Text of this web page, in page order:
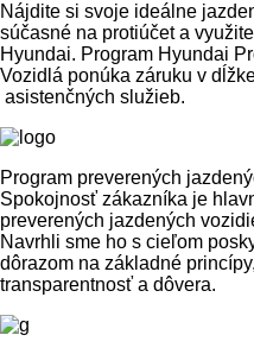
Nájdite si svoje ideálne
súčasné na protiúčet a
Hyundai. Program Hyundai
Vozidlá ponúka záruku v
asistenčných služieb.
Program preverených
Spokojnosť zákazníka je
preverených jazdených
Navrhli sme ho s cieľom
dôrazom na základné
transparentnosť a dôvera.